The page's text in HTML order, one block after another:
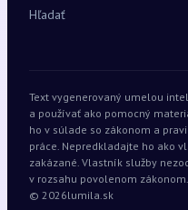
Hľadať
Text vygenerovaný umelou
a používať ako pomocný
ho v súlade so zákonom a
práce. Nepredkladajte ho ako
zakázané. Vlastník služby
v rozsahu povolenom zákonom.
© 2026lumila.sk